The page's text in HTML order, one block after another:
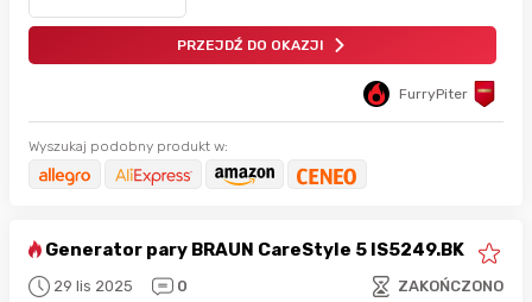
PRZEJDŹ DO OKAZJI
FurryPiter
Wyszukaj podobny produkt w:
Generator pary BRAUN CareStyle 5 IS5249.BK
29 lis 2025 0 ZAKOŃCZONO